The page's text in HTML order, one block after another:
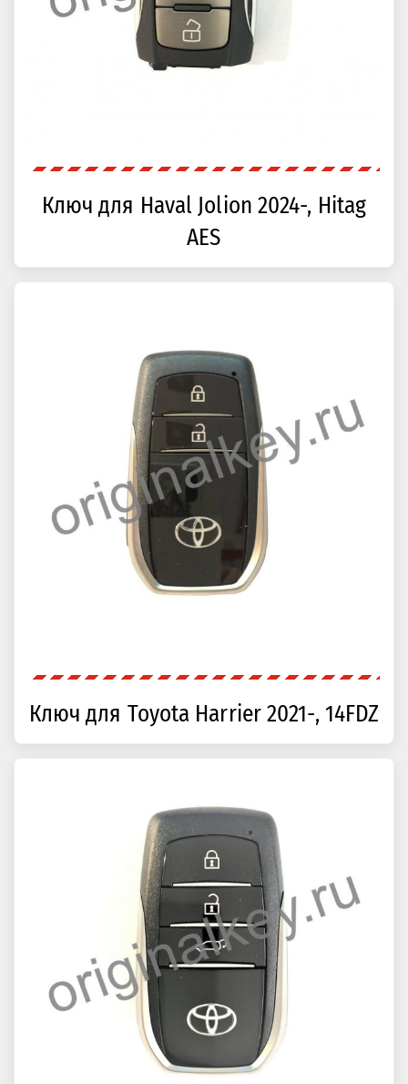
Ключ для Haval Jolion 2024-, Hitag
AES
Ключ для Toyota Harrier 2021-, 14FDZ